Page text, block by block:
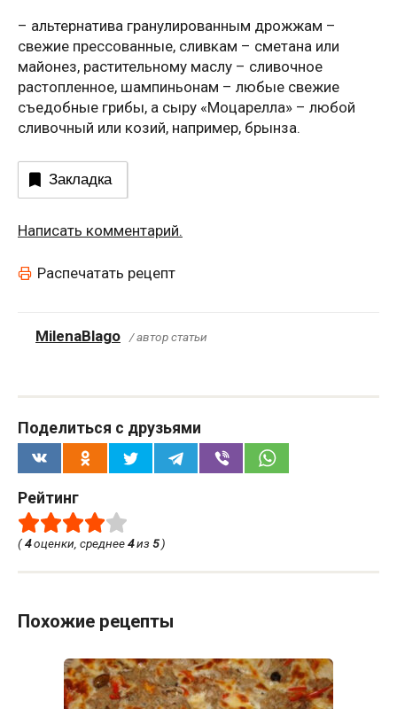
– альтернатива гранулированным дрожжам –
свежие прессованные, сливкам – сметана или
майонез, растительному маслу – сливочное
растопленное, шампиньонам – любые свежие
съедобные грибы, а сыру «Моцарелла» – любой
сливочный или козий, например, брынза.
Закладка
Написать комментарий.
Распечатать рецепт
MilenaBlago / автор статьи
Поделиться с друзьями
Рейтинг
(4оценки, среднее4из 5)
Похожие рецепты